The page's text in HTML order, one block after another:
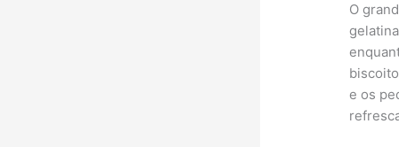
O
e os